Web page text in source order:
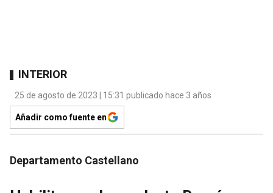
INTERIOR
25 de agosto de 2023 | 15:31 publicado hace 3 años
Añadir como fuente en
Departamento Castellano